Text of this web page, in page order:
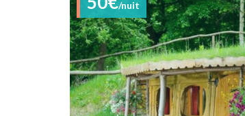
/nuit